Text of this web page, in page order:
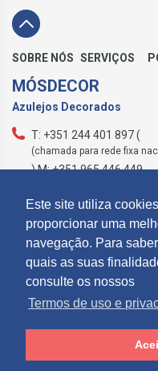
Este site utiliza
proporcionar uma
navegação. Para
quais as suas
consulte os nossos
Termos de uso e
SOBRE NÓS SERVIÇOS
MÓSDECOR
Azulejos Decorados
T: +351 244 401 897 (
(chamada para rede fixa
) M: +351 965 446 449
Apoio ao Cliente
Informações
SUBCREVER